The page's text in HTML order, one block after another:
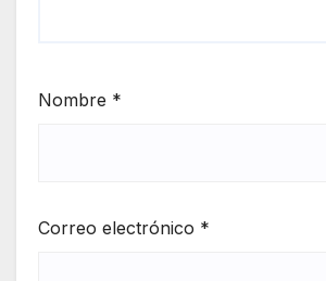
Nombre *
Correo electrónico *